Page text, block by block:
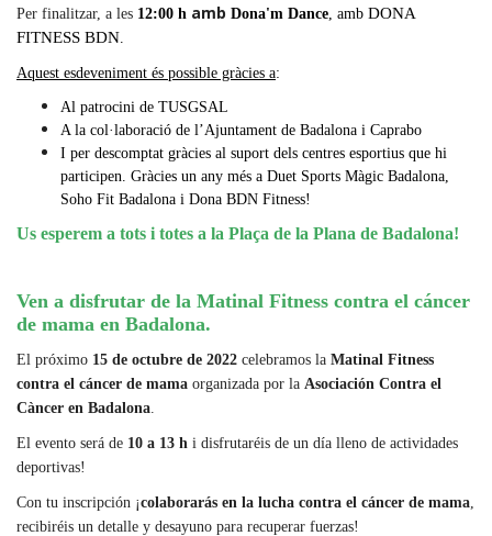
Per finalitzar, a les 12:00 h amb Dona'm Dance amb DONA
FITNESS BDN
Aquest esdeveniment és possible gràcies a:
Al patrocini de TUSGSAL
A la col·laboració de l’Ajuntament de Badalona i Caprabo
I per descomptat gràcies al suport dels centres esportius que hi
participen. Gràcies un any més a Duet Sports Màgic Badalona,
Soho Fit Badalona i Dona BDN Fitness!
Us esperem a tots i totes a la Plaça de la Plana de Badalona!
Ven a disfrutar de la Matinal Fitness contra el cáncer
de mama en Badalona.
El próximo 15 de octubre de 2022 celebramos la Matinal Fitness
contra el cáncer de mama organizada por la Asociación Contra el
Càncer en Badalona
El evento será de 10 a 13 h i disfrutaréis de un día lleno de actividades
deportivas!
Con tu inscripción ¡colaborarás en la lucha contra el cáncer de mama
recibiréis un detalle y desayuno para recuperar fuerzas!